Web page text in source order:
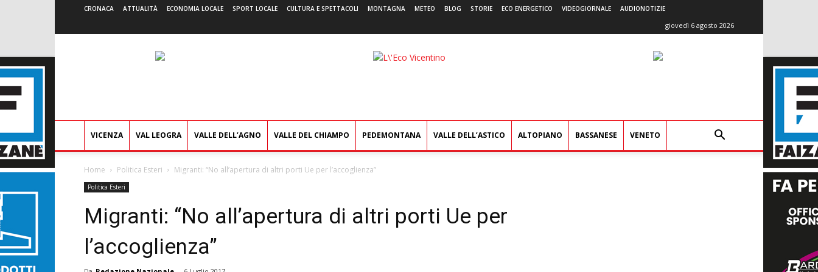
CRONACA ATTUALITÀ ECONOMIA LOCALE SPORT LOCALE CULTURA E SPETTACOLI MONTAGNA METEO BLOG STORIE ECO ENERGETICO VIDEOGIORNALE AUDIONOTIZIE
giovedì 6 agosto 2026
L'Eco
VICENZA VAL LEOGRA VALLE DELL’AGNO VALLE DEL CHIAMPO PEDEMONTANA VALLE DELL’ASTICO ALTOPIANO BASSANESE VENETO
Home Politica Esteri Migranti: “No allʼapertura di altri porti Ue per lʼaccoglienza”
Politica Esteri
Migranti: “No allʼapertura di altri porti Ue per
lʼaccoglienza”